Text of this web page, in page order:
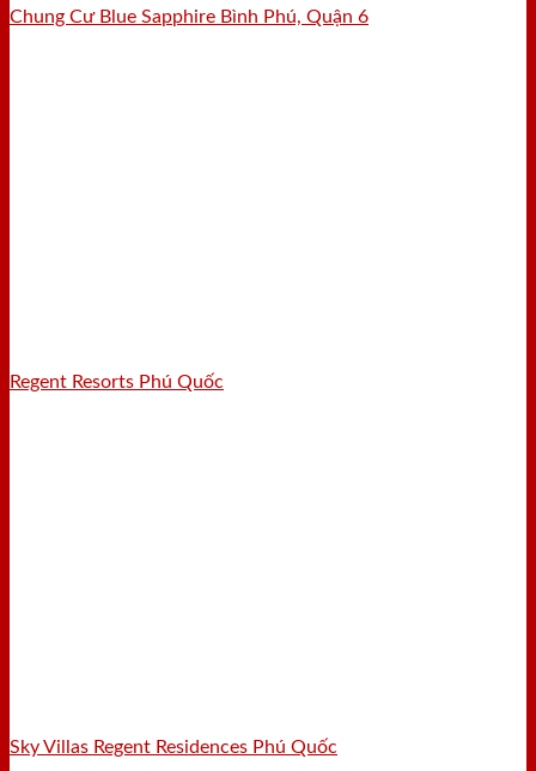
Chung Cư Blue Sapphire Bình Phú, Quận 6
Regent Resorts Phú Quốc
Sky Villas Regent Residences Phú Quốc